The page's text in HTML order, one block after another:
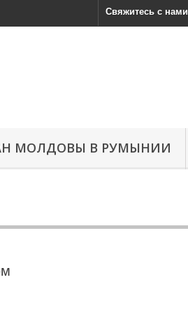
Свяжитесь с нами
МОЛДОВЫ В РУМЫНИИ